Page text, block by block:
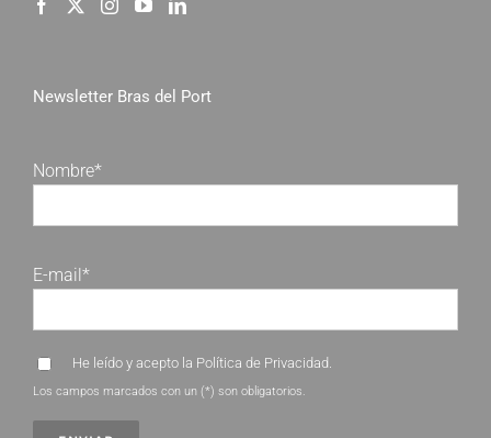
Newsletter Bras del Port
Nombre*
E-mail*
He leído y acepto la Política de Privacidad.
Los campos marcados con un (*) son obligatorios.